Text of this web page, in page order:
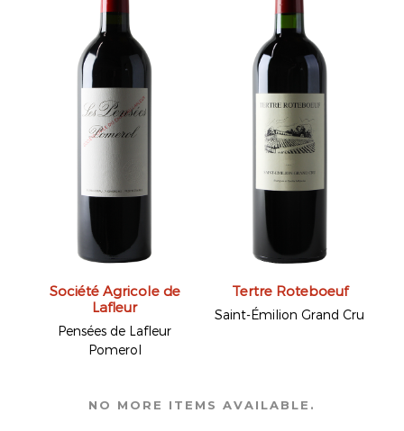
Société Agricole de
Lafleur
Pensées de Lafleur
Pomerol
Tertre Roteboeuf
Saint-Émilion Grand Cru
NO MORE ITEMS AVAILABLE.